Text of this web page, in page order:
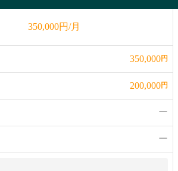
350,000円/月
350,000円
200,000円
ー
ー